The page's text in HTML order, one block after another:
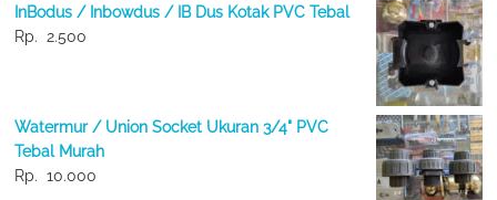
InBodus / Inbowdus / IB Dus Kotak PVC Tebal
Rp. 2.500
Watermur / Union Socket Ukuran 3/4" PVC
Tebal Murah
Rp. 10.000